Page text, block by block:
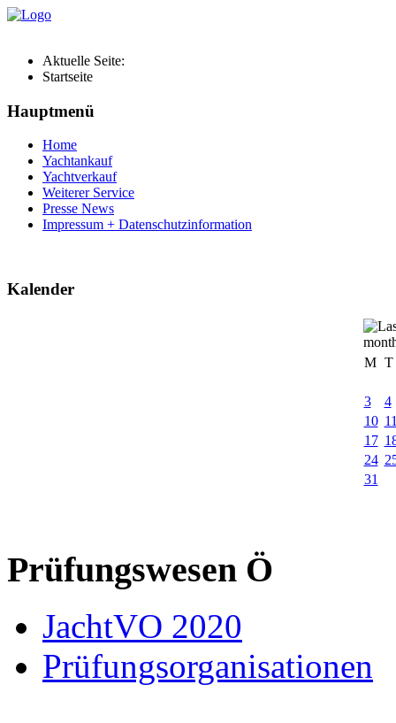
Aktuelle Seite:
Startseite
Hauptmenü
Home
Yachtankauf
Yachtverkauf
Weiterer Service
Presse News
Impressum + Datenschutzinformation
Kalender
M T
3
4
10
17
24
31
Prüfungswesen Ö
JachtVO 2020
Prüfungsorganisationen